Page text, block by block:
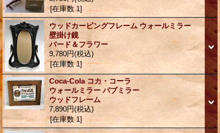
[在庫数 1]
ウッドカービングフレーム ウォールミラー
壁掛け鏡
バード＆フラワー
9,780円(税込)
[在庫数 1]
Coca-Cola コカ・コーラ
ウォールミラー パブミラー
ウッドフレーム
7,890円(税込)
[在庫数 1]